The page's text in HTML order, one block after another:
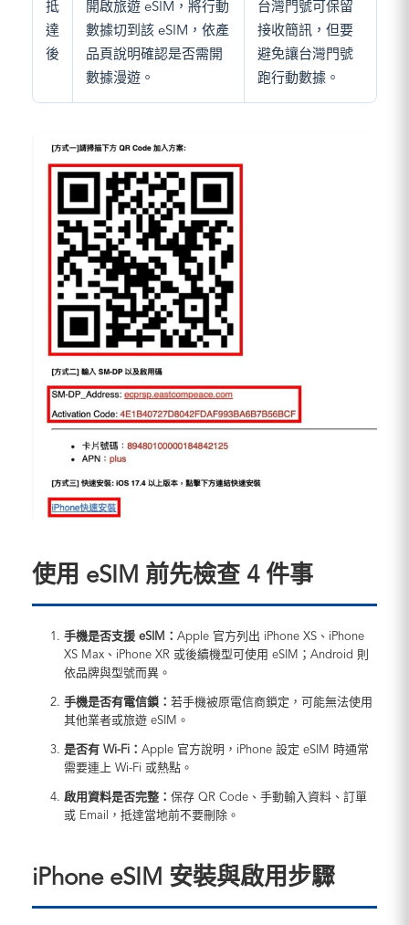
抵
達
後
開啟旅遊 eSIM，將行動
數據切到該 eSIM，依產
品頁說明確認是否需開
數據漫遊。
台灣門號可保留
接收簡訊，但要
避免讓台灣門號
跑行動數據。
使用 eSIM 前先檢查 4 件事
手機是否支援 eSIM： Apple 官方列出 iPhone XS、iPhone
XS Max、iPhone XR 或後續機型可使用 eSIM；Android 則
依品牌與型號而異。
手機是否有電信鎖： 若手機被原電信商鎖定，可能無法使用
其他業者或旅遊 eSIM。
是否有 Wi-Fi： Apple 官方說明，iPhone 設定 eSIM 時通常
需要連上 Wi-Fi 或熱點。
啟用資料是否完整： 保存 QR Code、手動輸入資料、訂單
或 Email，抵達當地前不要刪除。
iPhone eSIM 安裝與啟用步驟